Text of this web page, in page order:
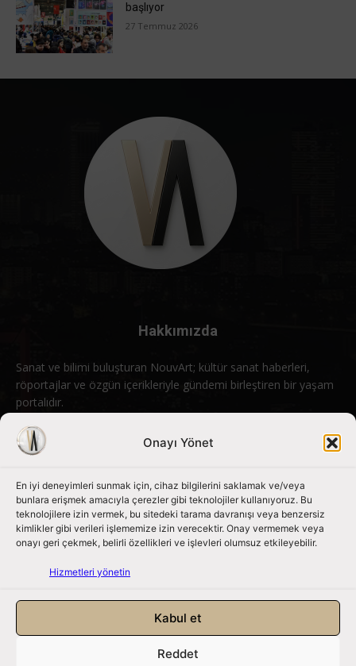
Onayı Yönet
En iyi deneyimleri sunmak için, cihaz bilgilerini saklamak ve/veya
bunlara erişmek amacıyla çerezler gibi teknolojiler kullanıyoruz. Bu
teknolojilere izin vermek, bu sitedeki tarama davranışı veya benzersiz
kimlikler gibi verileri işlememize izin verecektir. Onay vermemek veya
onayı geri çekmek, belirli özellikleri ve işlevleri olumsuz etkileyebilir.
Hizmetleri yönetin
Kabul et
Reddet
başlıyor
27 Temmuz 2026
Hakkımızda
Sanat ve bilimi buluşturan NouvArt; kültür sanat haberleri,
röportajlar ve özgün içerikleriyle gündemi birleştiren bir yaşam
portalıdır.
Bizimle iletişime geçin: info@nouvart.net
Bizi Takip Edin